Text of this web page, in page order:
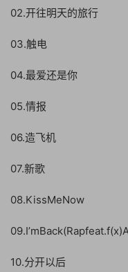
02.开往明天的旅行
03.触电
04.最爱还是你
05.情报
06.造飞机
07.新歌
08.KissMeNow
10.分开以后